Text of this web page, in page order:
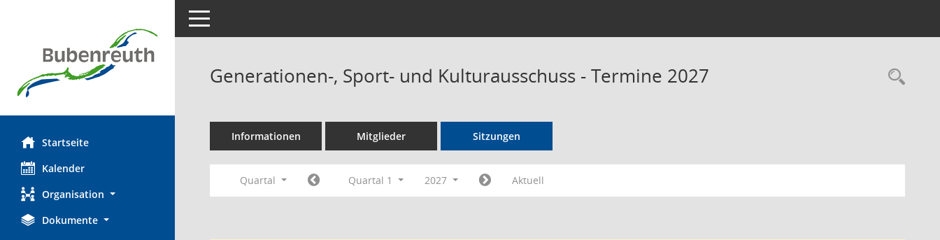
Startseite
Kalender
Organisation
Dokumente
Toggle navigation
Generationen-, Sport- und Kulturausschuss - Termine 2027
Informationen Mitglieder Sitzungen
Quartal Quartal 1 2027 Aktuell